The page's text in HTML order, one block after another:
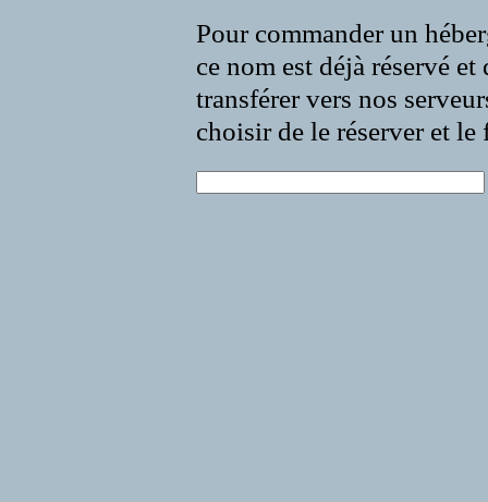
Pour commander un
ce nom est déjà réservé
transférer vers nos
choisir de le réserver et